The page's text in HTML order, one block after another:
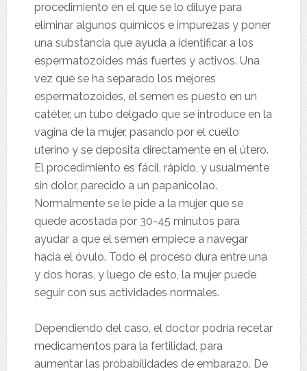
procedimiento en el que se lo diluye para
eliminar algunos químicos e impurezas y poner
una substancia que ayuda a identificar a los
espermatozoides más fuertes y activos. Una
vez que se ha separado los mejores
espermatozoides, el semen es puesto en un
catéter, un tubo delgado que se introduce en la
vagina de la mujer, pasando por el cuello
uterino y se deposita directamente en el útero.
El procedimiento es fácil, rápido, y usualmente
sin dolor, parecido a un papanicolao.
Normalmente se le pide a la mujer que se
quede acostada por 30-45 minutos para
ayudar a que el semen empiece a navegar
hacia el óvulo. Todo el proceso dura entre una
y dos horas, y luego de esto, la mujer puede
seguir con sus actividades normales.
Dependiendo del caso, el doctor podría recetar
medicamentos para la fertilidad, para
aumentar las probabilidades de embarazo. De